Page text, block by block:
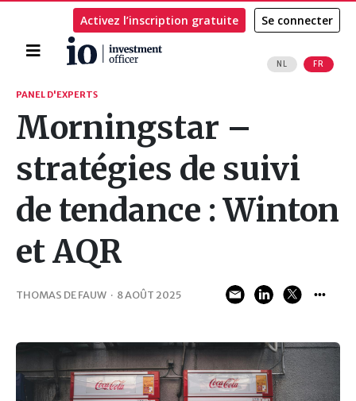
Accueil
NL FR
Activez l’inscription gratuite Se connecter
Rechercher
PANEL D'EXPERTS
Morningstar –
stratégies de suivi
de tendance : Winton
et AQR
THOMAS DE FAUW · 8 AOÛT 2025